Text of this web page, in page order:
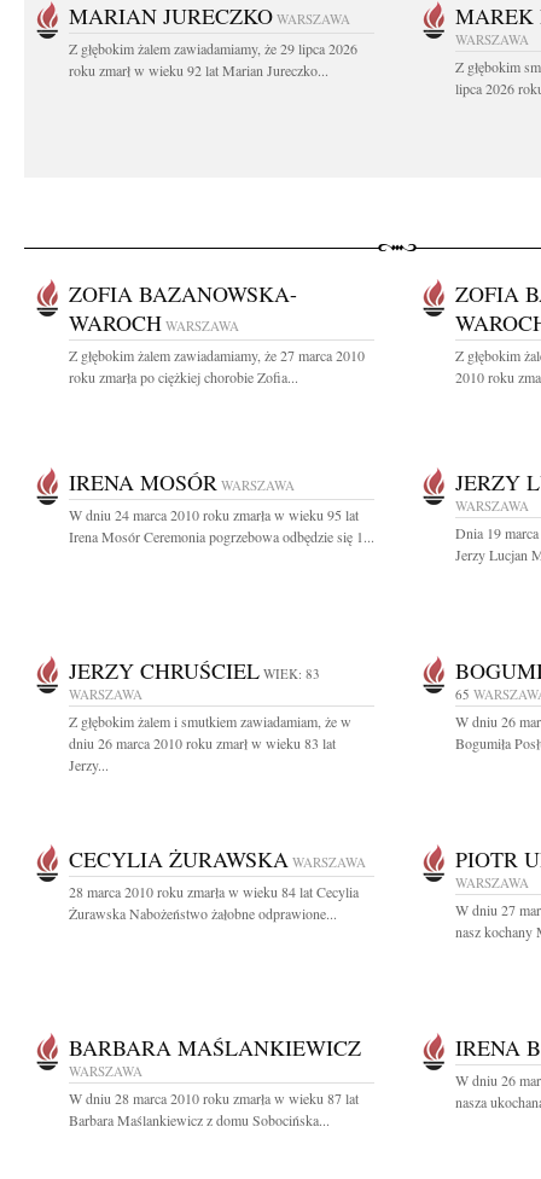
MARIAN JURECZKO WARSZAWA
Z głębokim żalem zawiadamiamy, że 29 lipca 2026
roku zmarł w wieku 92 lat Marian Jureczko...
MAREK
WARSZAWA
Z głębokim
lipca 2026
ZOFIA BAZANOWSKA-
WAROCH WARSZAWA
Z głębokim żalem zawiadamiamy, że 27 marca 2010
roku zmarła po ciężkiej chorobie Zofia...
ZOFIA
Z głębokim
2010 roku
IRENA MOSÓR WARSZAWA
W dniu 24 marca 2010 roku zmarła w wieku 95 lat
Irena Mosór Ceremonia pogrzebowa odbędzie się 1...
JERZY
WARSZAWA
Dnia 19
Jerzy Lucjan
JERZY CHRUŚCIEL WIEK: 83
WARSZAWA
Z głębokim żalem i smutkiem zawiadamiam, że w
dniu 26 marca 2010 roku zmarł w wieku 83 lat
Jerzy...
65
W dniu 26
Bogumiła
CECYLIA ŻURAWSKA WARSZAWA
28 marca 2010 roku zmarła w wieku 84 lat Cecylia
Żurawska Nabożeństwo żałobne odprawione...
PIOTR
WARSZAWA
W dniu 27
nasz kochany
BARBARA MAŚLANKIEWICZ
WARSZAWA
W dniu 28 marca 2010 roku zmarła w wieku 87 lat
Barbara Maślankiewicz z domu Sobocińska...
IRENA
W dniu 26
nasza